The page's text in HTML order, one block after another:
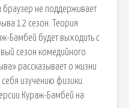
браузер не поддерживает
12 сезон. Теория
Бамбей будет выходить с
сезон комедийного
рассказывает о жизни
изучению физики.
Кураж-Бамбей на